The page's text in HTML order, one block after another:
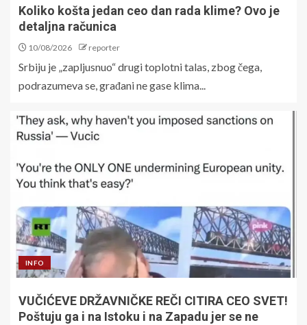
Koliko košta jedan ceo dan rada klime? Ovo je
detaljna računica
10/08/2026 reporter
Srbiju je „zapljusnuo“ drugi toplotni talas, zbog čega,
podrazumeva se, građani ne gase klima...
INFO
VUČIĆEVE DRŽAVNIČKE REČI CITIRA CEO SVET!
Poštuju ga i na Istoku i na Zapadu jer se ne